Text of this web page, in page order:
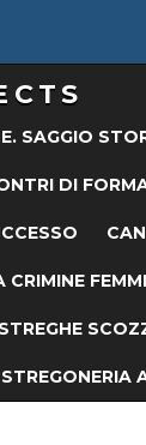
SAGGIO
DI
CRIMINE
STREGONERIA